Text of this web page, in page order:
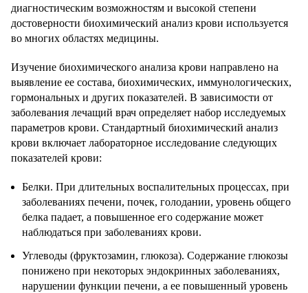
диагностическим возможностям и высокой степени
достоверности биохимический анализ крови используется
во многих областях медицины.
Изучение биохимического анализа крови направлено на
выявление ее состава, биохимических, иммунологических,
гормональных и других показателей. В зависимости от
заболевания лечащий врач определяет набор исследуемых
параметров крови. Стандартный биохимический анализ
крови включает лабораторное исследование следующих
показателей крови:
Белки. При длительных воспалительных процессах, при
заболеваниях печени, почек, голодании, уровень общего
белка падает, а повышенное его содержание может
наблюдаться при заболеваниях крови.
Углеводы (фруктозамин, глюкоза). Содержание глюкозы
понижено при некоторых эндокринных заболеваниях,
нарушении функции печени, а ее повышенный уровень